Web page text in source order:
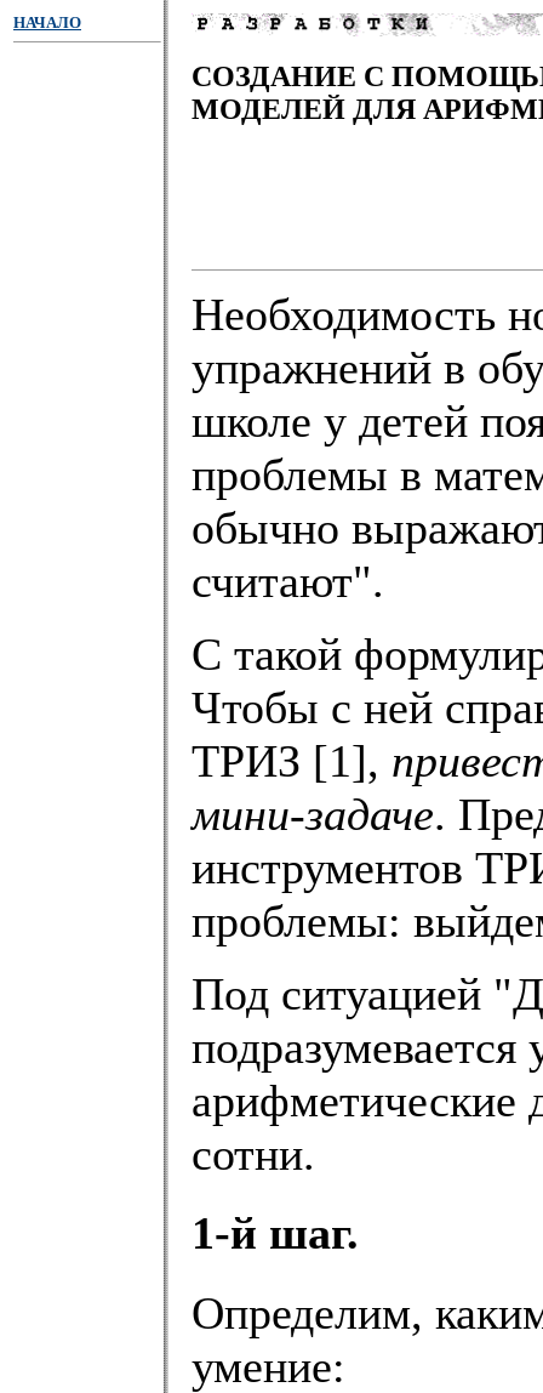
НАЧАЛО
СОЗДАНИЕ С
МОДЕЛЕЙ ДЛЯ
Необходимость
упражнений в
школе у детей
проблемы в
обычно
считают".
С такой
Чтобы с ней
ТРИЗ [1],
мини-задаче.
инструментов
проблемы:
Под ситуацией
подразумевается
арифметические
сотни.
1-й шаг.
Определим,
умение: